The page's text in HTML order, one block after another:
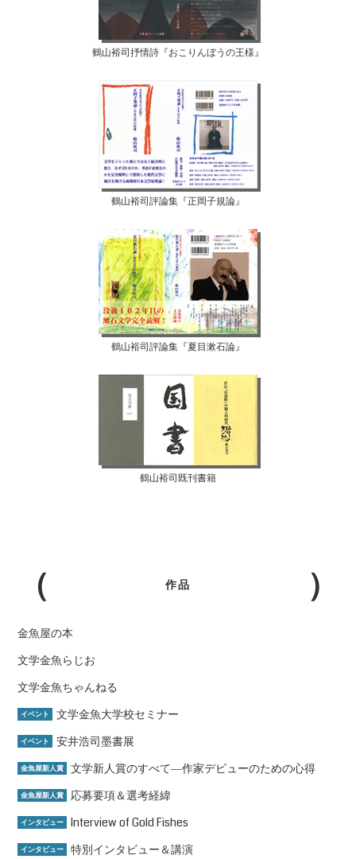
鶴山裕司抒情詩『おこりんぼうの王様』
鶴山裕司評論集『正岡子規論』
鶴山裕司評論集『夏目漱石論』
鶴山裕司既刊書籍
作品
金魚屋の本
文学金魚らじお
文学金魚ちゃんねる
イベント 文学金魚大学校セミナー
イベント 安井浩司墨書展
金魚屋新人賞 文学新人賞のすべて―作家デビューのための心得
金魚屋新人賞 応募要項＆選考経緯
インタビュー Interview of Gold Fishes
インタビュー 特別インタビュー＆講演